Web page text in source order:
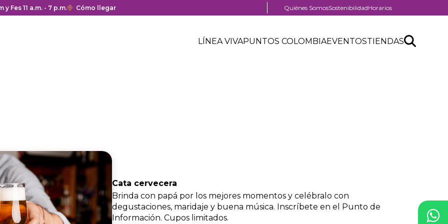
y cierre del centro comercial.
y Fes 11 a.m. - 7 p.m.Enlace
Cómo llegar
Menú
Quiénes SomosSostenibilidadHorarios
Header
Menú
LÍNEA VIVAPUNTOS COLOMBIAEVENTOSTIENDASSearch
Buscar
Cata cervecera
Brinda con papá por los mejores momentos y celébralo con
degustaciones, maridaje y buena música. Inscríbete en el Punto de
Información. Cupos limitados.